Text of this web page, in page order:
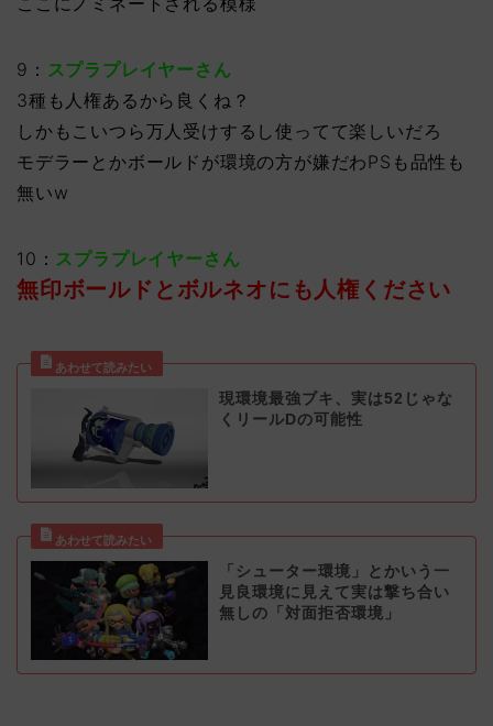
9： スプラプレイヤーさん
3種も人権あるから良くね？
しかもこいつら万人受けするし使ってて楽しいだろ
モデラーとかボールドが環境の方が嫌だわPSも品性も
無いw
10： スプラプレイヤーさん
無印ボールドとボルネオにも人権ください
現環境最強ブキ、実は52じゃな
くリールDの可能性
「シューター環境」とかいう一
見良環境に見えて実は撃ち合い
無しの「対面拒否環境」